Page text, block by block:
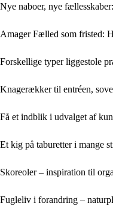
Nye naboer, nye
Amager Fælled som fristed:
Forskellige typer liggestole
Knagerækker til entréen,
Få et indblik i udvalget af
Et kig på taburetter i mange
Skoreoler – inspiration til
Fugleliv i forandring –